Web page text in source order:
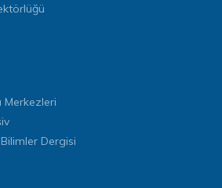
Merkezleri
Dergisi